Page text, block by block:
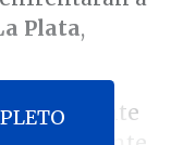
Plata,
visita, ante